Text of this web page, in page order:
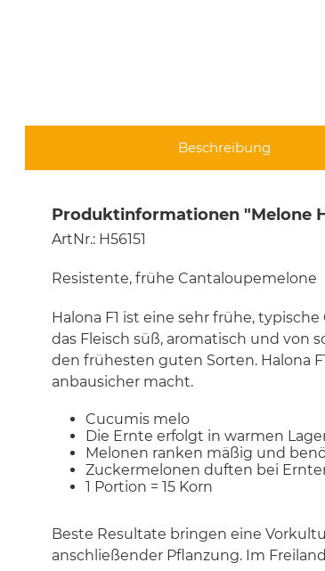
Beschreibung
Produktinformationen "Melone
ArtNr.: H56151
Resistente, frühe Cantaloupemelone
Halona F1 ist eine sehr frühe,
das Fleisch süß, aromatisch und von
den frühesten guten Sorten. Halona
anbausicher macht.
Cucumis melo
Die Ernte erfolgt in warmen
Melonen ranken mäßig und
Zuckermelonen duften bei
1 Portion = 15 Korn
Beste Resultate bringen eine
anschließender Pflanzung. Im